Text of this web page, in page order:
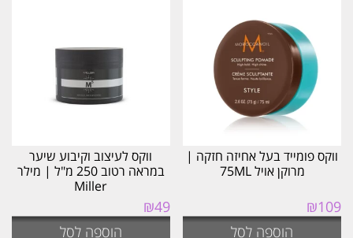
ווקס פומייד בעל אחיזה חזקה |
מרוקן אויל 75ML
₪109
הוספה לסל
ווקס לעיצוב וקיבוע שיער
במראה רטוב 250 מ"ל | מילר
Miller
₪49
הוספה לסל